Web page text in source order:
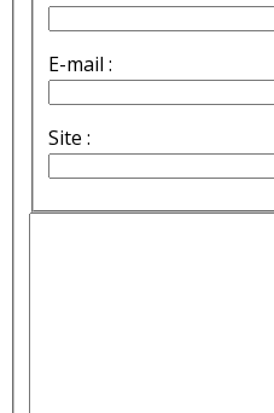
E-mail :
Site :